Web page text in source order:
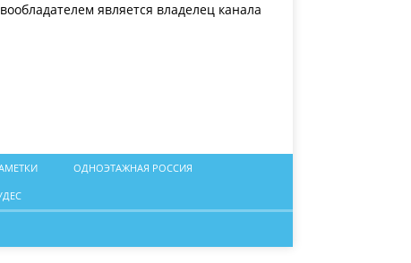
является владелец канала
ОДНОЭТАЖНАЯ РОССИЯ